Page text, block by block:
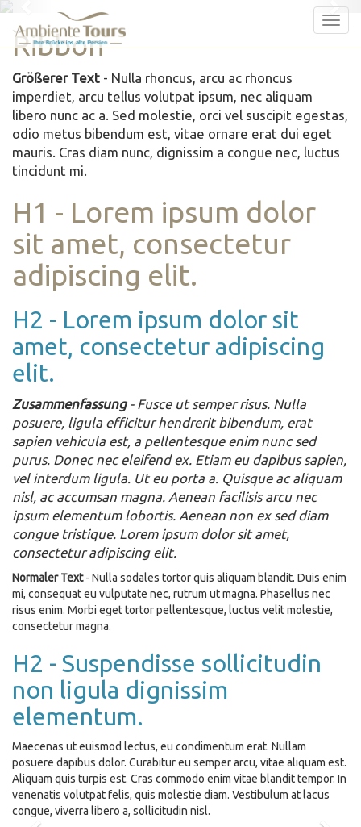
Previous
Ribbon
Größerer Text - Nulla rhoncus, arcu ac rhoncus
imperdiet, arcu tellus volutpat ipsum, nec aliquam
libero nunc ac a. Sed molestie, orci vel suscipit egestas,
odio metus bibendum est, vitae ornare erat dui eget
mauris. Cras diam nunc, dignissim a congue nec, luctus
tincidunt mi.
H1 - Lorem ipsum dolor
sit amet, consectetur
adipiscing elit.
H2 - Lorem ipsum dolor sit
amet, consectetur adipiscing
elit.
Zusammenfassung- Fusce ut semper risus. Nulla
posuere, ligula efficitur hendrerit bibendum, erat
sapien vehicula est, a pellentesque enim nunc sed
purus. Donec nec eleifend ex. Etiam eu dapibus sapien,
vel interdum ligula. Ut eu porta a. Quisque ac aliquam
nisl, ac accumsan magna. Aenean facilisis arcu nec
ipsum elementum lobortis. Aenean non ex sed diam
congue tristique. Lorem ipsum dolor sit amet,
consectetur adipiscing elit.
Normaler Text- Nulla sodales tortor quis aliquam blandit. Duis enim
mi, consequat eu vulputate nec, rutrum ut magna. Phasellus nec
risus enim. Morbi eget tortor pellentesque, luctus velit molestie,
consectetur magna.
H2 - Suspendisse sollicitudin
non ligula dignissim
elementum.
Maecenas ut euismod lectus, eu condimentum erat. Nullam
posuere dapibus dolor. Curabitur eu semper arcu, vitae aliquam est.
Aliquam quis turpis est. Cras commodo enim vitae blandit tempor. In
venenatis volutpat felis, quis molestie diam. Vestibulum at lacus
congue, viverra libero a, sollicitudin nisl.